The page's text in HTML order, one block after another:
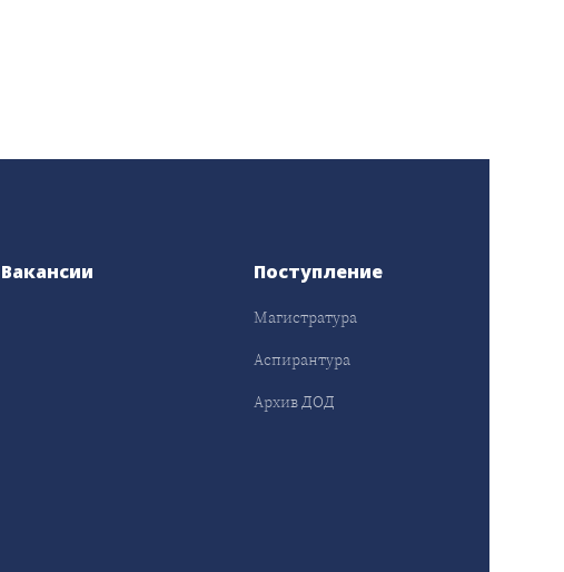
Вакансии Поступление
Магистратура
Аспирантура
Архив ДОД